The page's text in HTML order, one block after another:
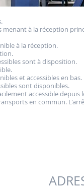
à la réception
à la réception.
sont à disposition.
et accessibles en bas.
sont disponibles.
accessible
en commun.